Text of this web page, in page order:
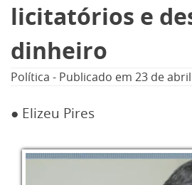
Informe especial
licitatórios e
dinheiro
Política - Publicado em 23 de
● Elizeu Pires